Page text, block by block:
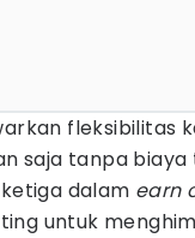
fleksibilitas
saja tanpa biaya
dalam earn
untuk